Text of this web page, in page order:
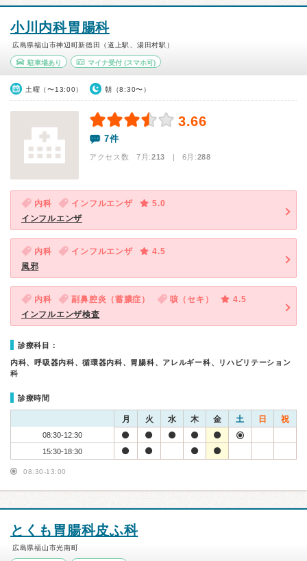
小川内科胃腸科
広島県福山市神辺町新徳田（道上駅、湯田村駅）
駐車場あり マイナ受付(スマホ可)
土曜（〜13:00） 朝（8:30〜）
3.66
7件
アクセス数 7月:213 | 6月:288
内科 インフルエンザ
5.0
インフルエンザ
内科 インフルエンザ
4.5
風邪
内科 副鼻腔炎（蓄膿症） 咳（セキ）
4.5
インフルエンザ検査
診療科目：
内科、呼吸器内科、循環器内科、胃腸科、アレルギー科、リハビリテーション
科
診療時間
月 火 水 木 金 土 日 祝
08:30-12:30
15:30-18:30
08:30-13:00
とくも胃腸科皮ふ科
広島県福山市光南町